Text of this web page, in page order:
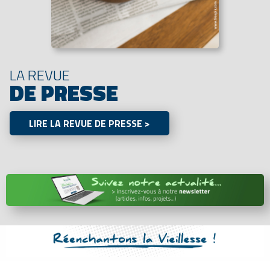
LA REVUE
DE PRESSE
LIRE LA REVUE DE PRESSE >